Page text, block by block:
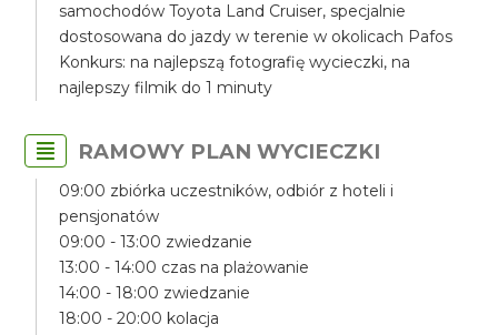
samochodów Toyota Land Cruiser, specjalnie
dostosowana do jazdy w terenie w okolicach Pafos
Konkurs: na najlepszą fotografię wycieczki, na
najlepszy filmik do 1 minuty
RAMOWY PLAN WYCIECZKI
09:00 zbiórka uczestników, odbiór z hoteli i
pensjonatów
09:00 - 13:00 zwiedzanie
13:00 - 14:00 czas na plażowanie
14:00 - 18:00 zwiedzanie
18:00 - 20:00 kolacja